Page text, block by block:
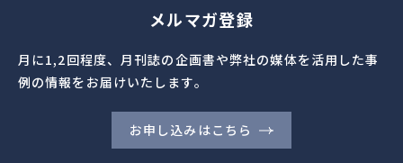
メルマガ登録
月に1,2回程度、月刊誌の企画書や弊社の媒体を活用した事
例の情報をお届けいたします。
お申し込みはこちら